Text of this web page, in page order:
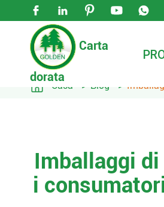
    
Carta
dorata
 Casa Blog
Imballaggi
i